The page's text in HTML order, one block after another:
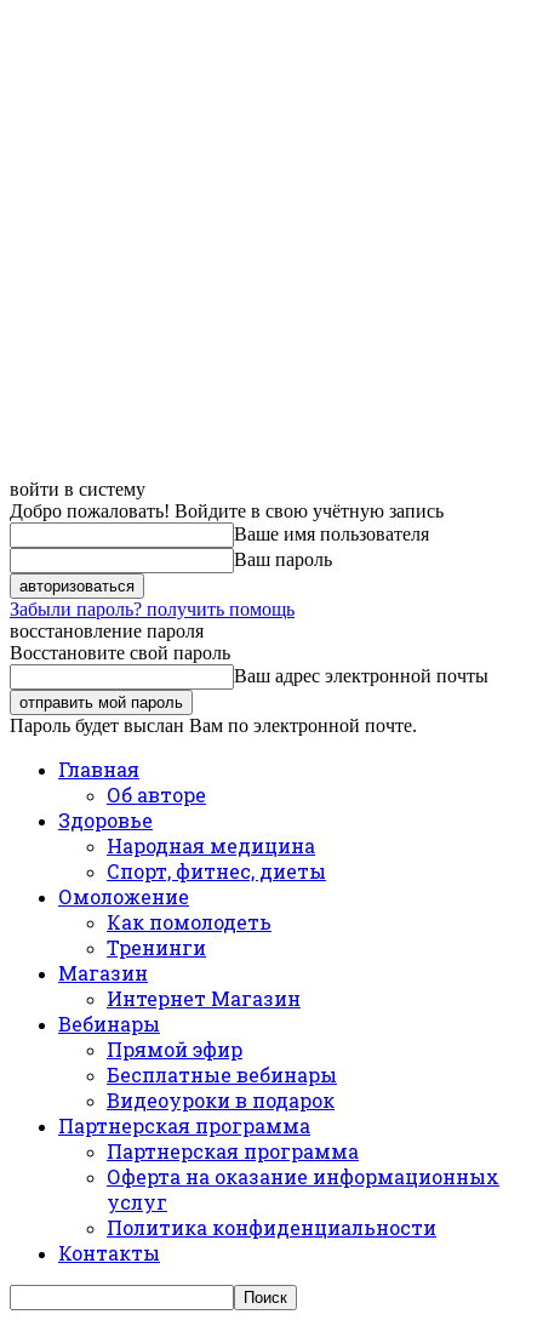
войти в систему
Добро пожаловать! Войдите в свою учётную запись
Ваше имя пользователя
Ваш пароль
Забыли пароль? получить помощь
восстановление пароля
Восстановите свой пароль
Ваш адрес электронной почты
Пароль будет выслан Вам по электронной почте.
Главная
Об авторе
Здоровье
Народная медицина
Спорт, фитнес, диеты
Омоложение
Как помолодеть
Тренинги
Магазин
Интернет Магазин
Вебинары
Прямой эфир
Бесплатные вебинары
Видеоуроки в подарок
Партнерская программа
Партнерская программа
Оферта на оказание информационных
услуг
Политика конфиденциальности
Контакты